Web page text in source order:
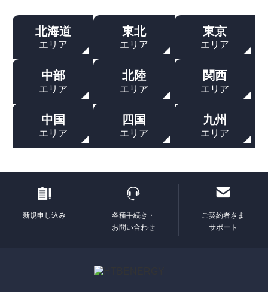
北海道
エリア
東北
エリア
東京
エリア
中部
エリア
北陸
エリア
関西
エリア
中国
エリア
四国
エリア
九州
エリア
新規申し込み
各種手続き・
お問い合わせ
ご契約者さま
サポート